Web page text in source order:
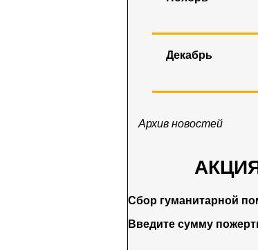
Декабрь
Архив новостей
Сбор гуманитарной
Введите сумму